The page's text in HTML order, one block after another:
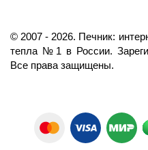
©️ 2007 - 2026. Печник:
тепла №1 в России.
Все права защищены.